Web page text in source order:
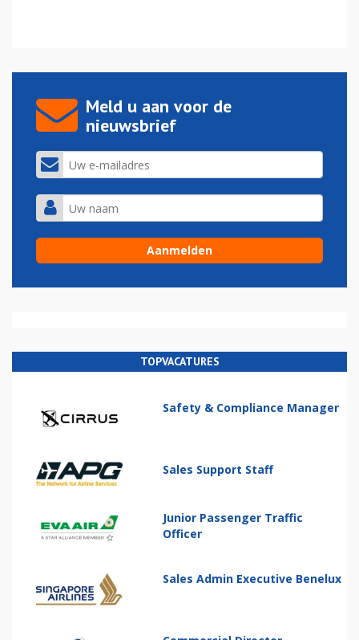
Meld u aan voor de
nieuwsbrief
TOPVACATURES
Safety & Compliance Manager
Sales Support Staff
Junior Passenger Traffic
Officer
Sales Admin Executive Benelux